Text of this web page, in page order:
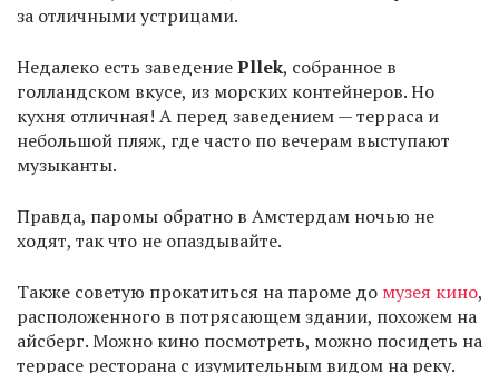
за отличными устрицами.
Недалеко есть заведениеPllek, собранное в
голландском вкусе, из морских контейнеров. Но
кухня отличная! А перед заведением — терраса и
небольшой пляж, где часто по вечерам выступают
музыканты.
Правда, паромы обратно в Амстердам ночью не
ходят, так что не опаздывайте.
Также советую прокатиться на пароме до музея кино,
расположенного в потрясающем здании, похожем на
айсберг. Можно кино посмотреть, можно посидеть на
террасе ресторана с изумительным видом на реку.